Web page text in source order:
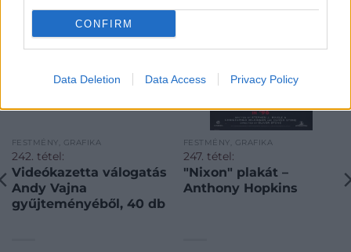
CONFIRM
Data Deletion Data Access Privacy Policy
FESTMÉNY, GRAFIKA
242. tétel:
Videókazetta válogatás
Andy Vajna
gyűjteményéből, 40 db
FESTMÉNY, GRAFIKA
247. tétel:
"Nixon" plakát –
Anthony Hopkins